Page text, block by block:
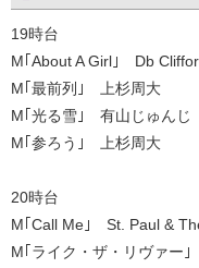
19時台
M｢About A Girl｣ Db
M｢最前列｣ 上杉周大
M｢光る雪｣ 有山じゅんじ
M｢参ろう｣ 上杉周大
20時台
M｢Call Me｣ St. Paul &
M｢ライク・ザ・リヴァー